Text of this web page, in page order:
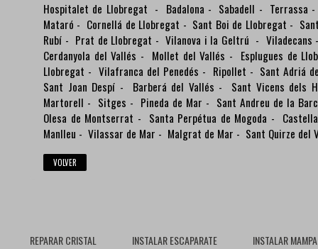
Hospitalet de Llobregat - Badalona - Sabadell - Terrassa
Mataró - Cornellá de Llobregat - Sant Boi de Llobregat -
Rubí - Prat de Llobregat -Vilanova i la Geltrú - Viladecans
Cerdanyola del Vallés - Mollet del Vallés - Esplugues de
Llobregat - Vilafranca del Penedés - Ripollet - Sant Adriá
Sant Joan Despí - Barberá del Vallés - Sant Vicens dels
Martorell - Sitges - Pineda de Mar - Sant Andreu de la
Olesa de Montserrat - Santa Perpétua de Mogoda -
Manlleu - Vilassar de Mar - Malgrat de Mar - Sant Quirze del
VOLVER
REPARAR CRISTAL INSTALAR ESCAPARATE INSTALAR